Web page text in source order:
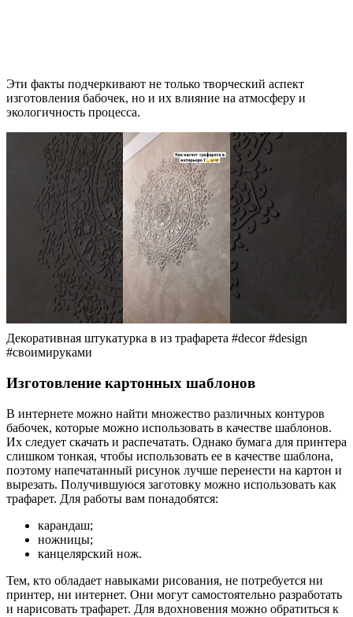
Эти факты подчеркивают не только творческий аспект
изготовления бабочек, но и их влияние на атмосферу и
экологичность процесса.
Декоративная штукатурка в из трафарета #decor #design
#своимируками
Изготовление картонных шаблонов
В интернете можно найти множество различных контуров
бабочек, которые можно использовать в качестве шаблонов.
Их следует скачать и распечатать. Однако бумага для принтера
слишком тонкая, чтобы использовать ее в качестве шаблона,
поэтому напечатанный рисунок лучше перенести на картон и
вырезать. Получившуюся заготовку можно использовать как
трафарет. Для работы вам понадобятся:
карандаш;
ножницы;
канцелярский нож.
Тем, кто обладает навыками рисования, не потребуется ни
принтер, ни интернет. Они могут самостоятельно разработать
и нарисовать трафарет. Для вдохновения можно обратиться к